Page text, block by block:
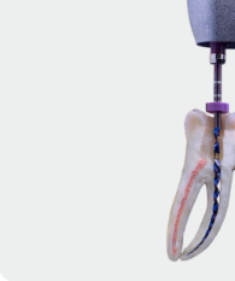
научитесь оценивать
локализация, размер,
получите четкий
ступеньке и блокировке
будете принимать
при отломе инструмента
перестанете
в момент осложнения
сможете сохранять